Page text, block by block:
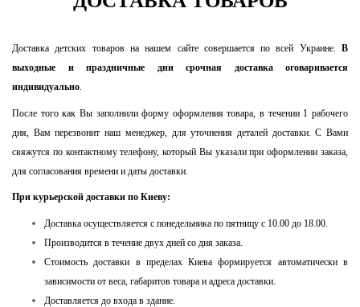
Доставка детских товаров на нашем сайте совершается по всей Украине. В
выходные и праздничные дни срочная доставка оговаривается
индивидуально.
После того как Вы заполнили форму оформления товара, в течении 1 рабочего
дня, Вам перезвонит наш менеджер, для уточнения деталей доставки. С Вами
свяжутся по контактному телефону, который Вы указали при оформлении заказа,
для согласования времени и даты доставки.
При курьерской доставки по Киеву:
Доставка осуществляется с понедельника по пятницу с 10.00 до 18.00.
Производится в течение двух дней со дня заказа.
Стоимость доставки в пределах Киева формируется автоматически в
зависимости от веса, габаритов товара и адреса доставки.
Доставляется до входа в здание.